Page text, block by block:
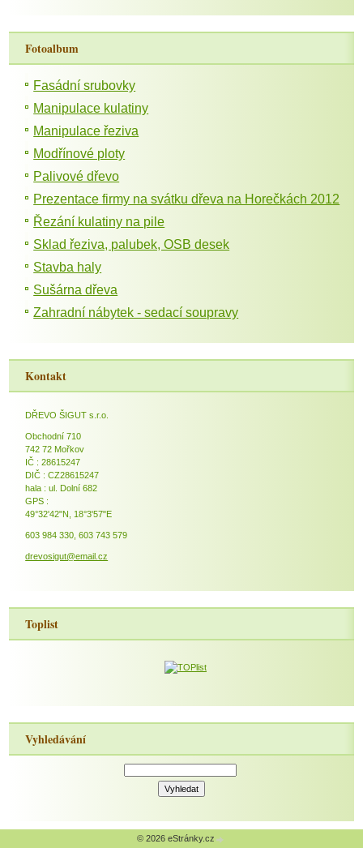
Fotoalbum
Fasádní srubovky
Manipulace kulatiny
Manipulace řeziva
Modřínové ploty
Palivové dřevo
Prezentace firmy na svátku dřeva na Horečkách 2012
Řezání kulatiny na pile
Sklad řeziva, palubek, OSB desek
Stavba haly
Sušárna dřeva
Zahradní nábytek - sedací soupravy
Kontakt
DŘEVO ŠIGUT s.r.o.
Obchodní 710
742 72 Mořkov
IČ : 28615247
DIČ : CZ28615247
hala : ul. Dolní 682
GPS :
49°32'42"N, 18°3'57"E
603 984 330, 603 743 579
drevosigut@email.cz
Toplist
Vyhledávání
© 2026 eStránky.cz